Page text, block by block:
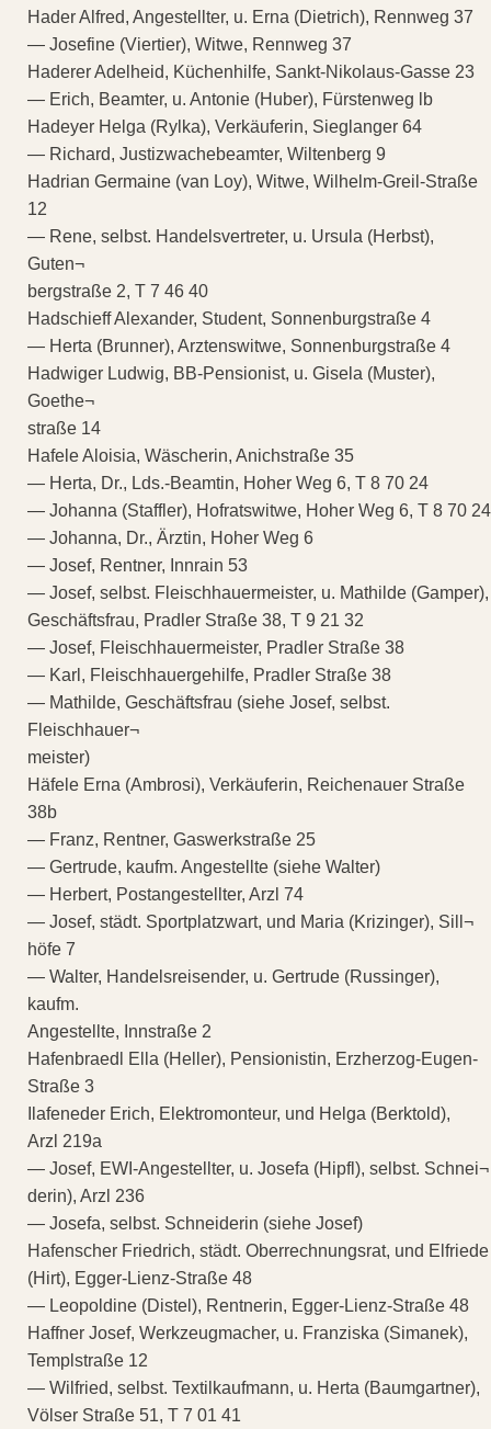
Hader Alfred, Angestellter, u. Erna (Dietrich), Rennweg 37
— Josefine (Viertier), Witwe, Rennweg 37
Haderer Adelheid, Küchenhilfe, Sankt-Nikolaus-Gasse 23
— Erich, Beamter, u. Antonie (Huber), Fürstenweg lb
Hadeyer Helga (Rylka), Verkäuferin, Sieglanger 64
— Richard, Justizwachebeamter, Wiltenberg 9
Hadrian Germaine (van Loy), Witwe, Wilhelm-Greil-Straße
12
— Rene, selbst. Handelsvertreter, u. Ursula (Herbst),
Guten¬
bergstraße 2, T 7 46 40
Hadschieff Alexander, Student, Sonnenburgstraße 4
— Herta (Brunner), Arztenswitwe, Sonnenburgstraße 4
Hadwiger Ludwig, BB-Pensionist, u. Gisela (Muster),
Goethe¬
straße 14
Hafele Aloisia, Wäscherin, Anichstraße 35
— Herta, Dr., Lds.-Beamtin, Hoher Weg 6, T 8 70 24
— Johanna (Staffler), Hofratswitwe, Hoher Weg 6, T 8 70 24
— Johanna, Dr., Ärztin, Hoher Weg 6
— Josef, Rentner, Innrain 53
— Josef, selbst. Fleischhauermeister, u. Mathilde (Gamper),
Geschäftsfrau, Pradler Straße 38, T 9 21 32
— Josef, Fleischhauermeister, Pradler Straße 38
— Karl, Fleischhauergehilfe, Pradler Straße 38
— Mathilde, Geschäftsfrau (siehe Josef, selbst.
Fleischhauer¬
meister)
Häfele Erna (Ambrosi), Verkäuferin, Reichenauer Straße
38b
— Franz, Rentner, Gaswerkstraße 25
— Gertrude, kaufm. Angestellte (siehe Walter)
— Herbert, Postangestellter, Arzl 74
— Josef, städt. Sportplatzwart, und Maria (Krizinger), Sill¬
höfe 7
— Walter, Handelsreisender, u. Gertrude (Russinger),
kaufm.
Angestellte, Innstraße 2
Hafenbraedl Ella (Heller), Pensionistin, Erzherzog-Eugen-
Straße 3
Ilafeneder Erich, Elektromonteur, und Helga (Berktold),
Arzl 219a
— Josef, EWI-Angestellter, u. Josefa (Hipfl), selbst. Schnei¬
derin), Arzl 236
— Josefa, selbst. Schneiderin (siehe Josef)
Hafenscher Friedrich, städt. Oberrechnungsrat, und Elfriede
(Hirt), Egger-Lienz-Straße 48
— Leopoldine (Distel), Rentnerin, Egger-Lienz-Straße 48
Haffner Josef, Werkzeugmacher, u. Franziska (Simanek),
Templstraße 12
— Wilfried, selbst. Textilkaufmann, u. Herta (Baumgartner),
Völser Straße 51, T 7 01 41